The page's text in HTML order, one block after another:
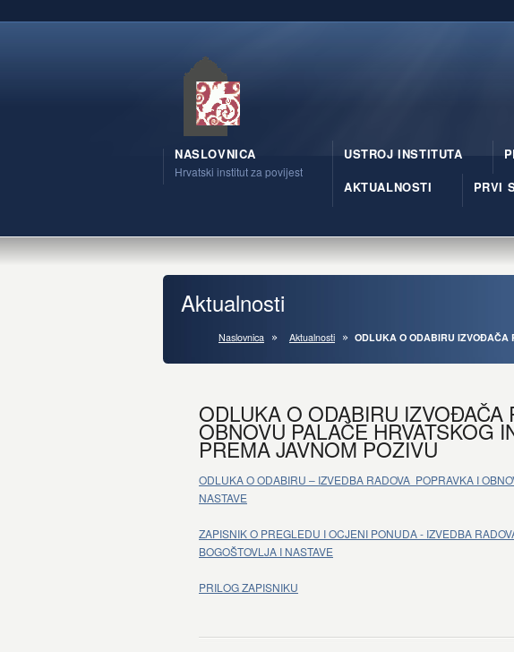
NASLOVNICA
Hrvatski institut za povijest
USTROJ INSTITUTA
AKTUALNOSTI
PRVI
Aktualnosti
Naslovnica Aktualnosti ODLUKA O ODABIRU IZVOĐAČA
ODLUKA O ODABIRU IZVOĐAČA
OBNOVU PALAČE HRVATSKOG
PREMA JAVNOM POZIVU
ODLUKA O ODABIRU – IZVEDBA RADOVA POPRAVKA I
NASTAVE
ZAPISNIK O PREGLEDU I OCJENI PONUDA - IZVEDBA
BOGOŠTOVLJA I NASTAVE
PRILOG ZAPISNIKU